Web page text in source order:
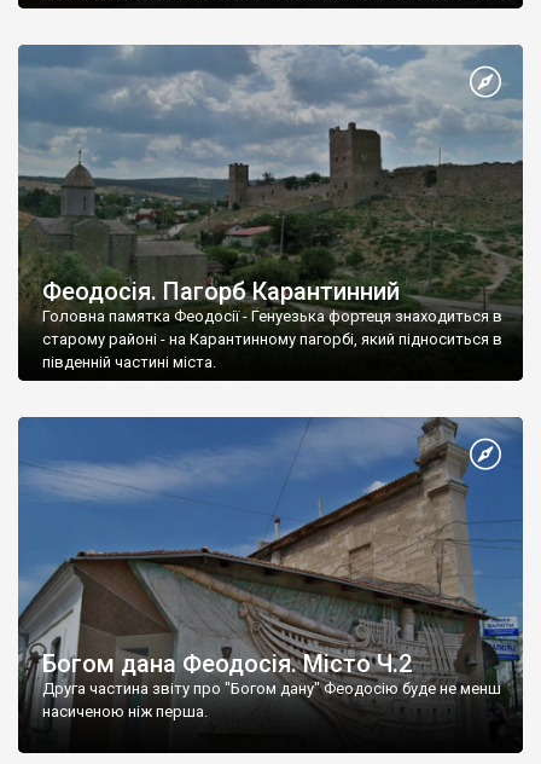
Феодосія. Пагорб Карантинний
Головна памятка Феодосії - Генуезька фортеця знаходиться в
старому районі - на Карантинному пагорбі, який підноситься в
південній частині міста.
Богом дана Феодосія. Місто Ч.2
Друга частина звіту про "Богом дану" Феодосію буде не менш
насиченою ніж перша.